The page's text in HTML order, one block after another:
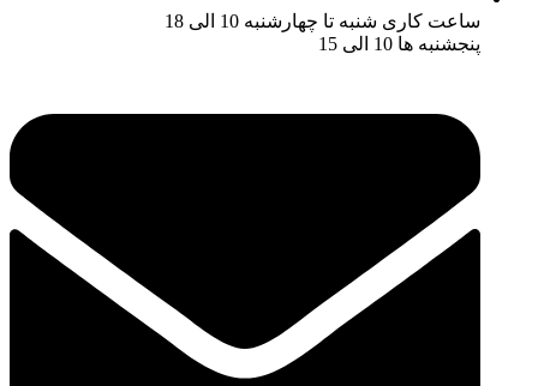
ساعت کاری شنبه تا چهارشنبه 10 الی 18
پنجشنبه ها 10 الی 15